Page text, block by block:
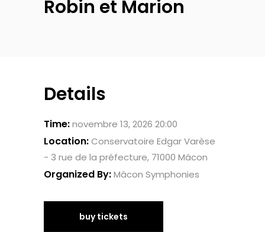
Robin et Marion
Details
Time:novembre 13, 2026 20:00
Location:Conservatoire Edgar Varèse
- 3 rue de la préfecture, 71000 Mâcon
Organized By:Mâcon Symphonies
buy tickets